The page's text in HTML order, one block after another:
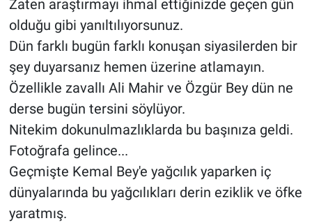
Zaten araştırmayı ihmal ettiğinizde geçen gün
olduğu gibi yanıltılıyorsunuz.
Dün farklı bugün farklı konuşan siyasilerden bir
şey duyarsanız hemen üzerine atlamayın.
Özellikle zavallı Ali Mahir ve Özgür Bey dün ne
derse bugün tersini söylüyor.
Nitekim dokunulmazlıklarda bu başınıza geldi.
Fotoğrafa gelince...
Geçmişte Kemal Bey'e yağcılık yaparken iç
dünyalarında bu yağcılıkları derin eziklik ve öfke
yaratmış.